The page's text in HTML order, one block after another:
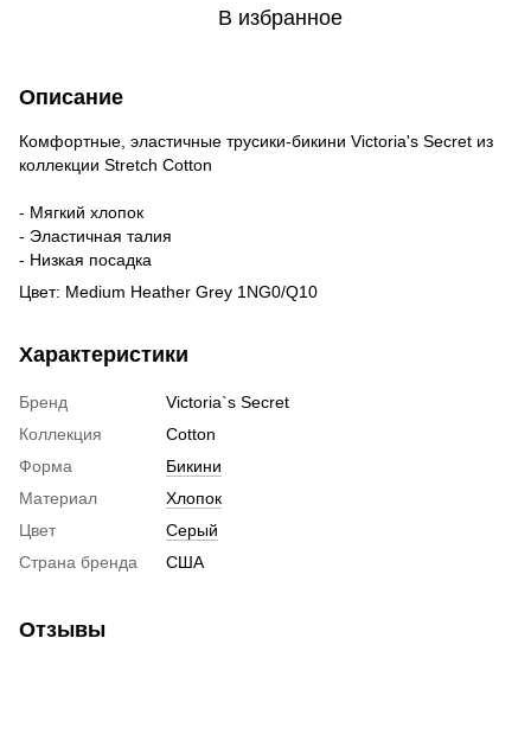
В избранное
Описание
Комфортные, эластичные трусики-бикини Victoria's Secret из
коллекции Stretch Cotton
- Мягкий хлопок
- Эластичная талия
- Низкая посадка
Цвет: Medium Heather Grey 1NG0/Q10
Характеристики
Бренд
Victoria`s Secret
Коллекция
Cotton
Форма
Бикини
Материал
Хлопок
Цвет
Серый
Страна бренда
США
Отзывы